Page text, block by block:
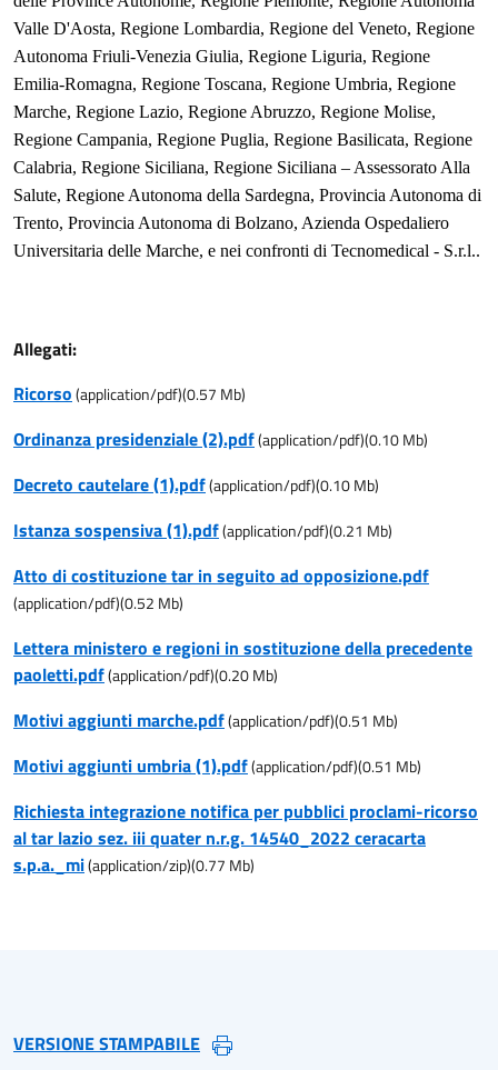
Valle D'Aosta, Regione Lombardia, Regione del Veneto, Regione
Autonoma Friuli-Venezia Giulia, Regione Liguria, Regione
Emilia-Romagna, Regione Toscana, Regione Umbria, Regione
Marche, Regione Lazio, Regione Abruzzo, Regione Molise,
Regione Campania, Regione Puglia, Regione Basilicata, Regione
Calabria, Regione Siciliana, Regione Siciliana – Assessorato Alla
Salute, Regione Autonoma della Sardegna, Provincia Autonoma di
Trento, Provincia Autonoma di Bolzano, Azienda Ospedaliero
Universitaria delle Marche, e nei confronti di Tecnomedical - S.r.l..
Allegati:
Ricorso(application/pdf)(0.57 Mb)
Ordinanza presidenziale (2).pdf(application/pdf)(0.10Mb)
Decreto cautelare (1).pdf(application/pdf)(0.10Mb)
Istanza sospensiva (1).pdf(application/pdf)(0.21 Mb)
Atto di costituzione tar in seguito ad opposizione.pdf
(application/pdf)(0.52 Mb)
Lettera ministero e regioni in sostituzione della precedente
paoletti.pdf(application/pdf)(0.20Mb)
Motivi aggiunti marche.pdf(application/pdf)(0.51 Mb)
Motivi aggiunti umbria (1).pdf(application/pdf)(0.51 Mb)
Richiesta integrazione notifica per pubblici proclami-ricorso
al tar lazio sez. iii quater n.r.g. 14540_2022 ceracarta
s.p.a._mi(application/zip)(0.77 Mb)
VERSIONE STAMPABILE